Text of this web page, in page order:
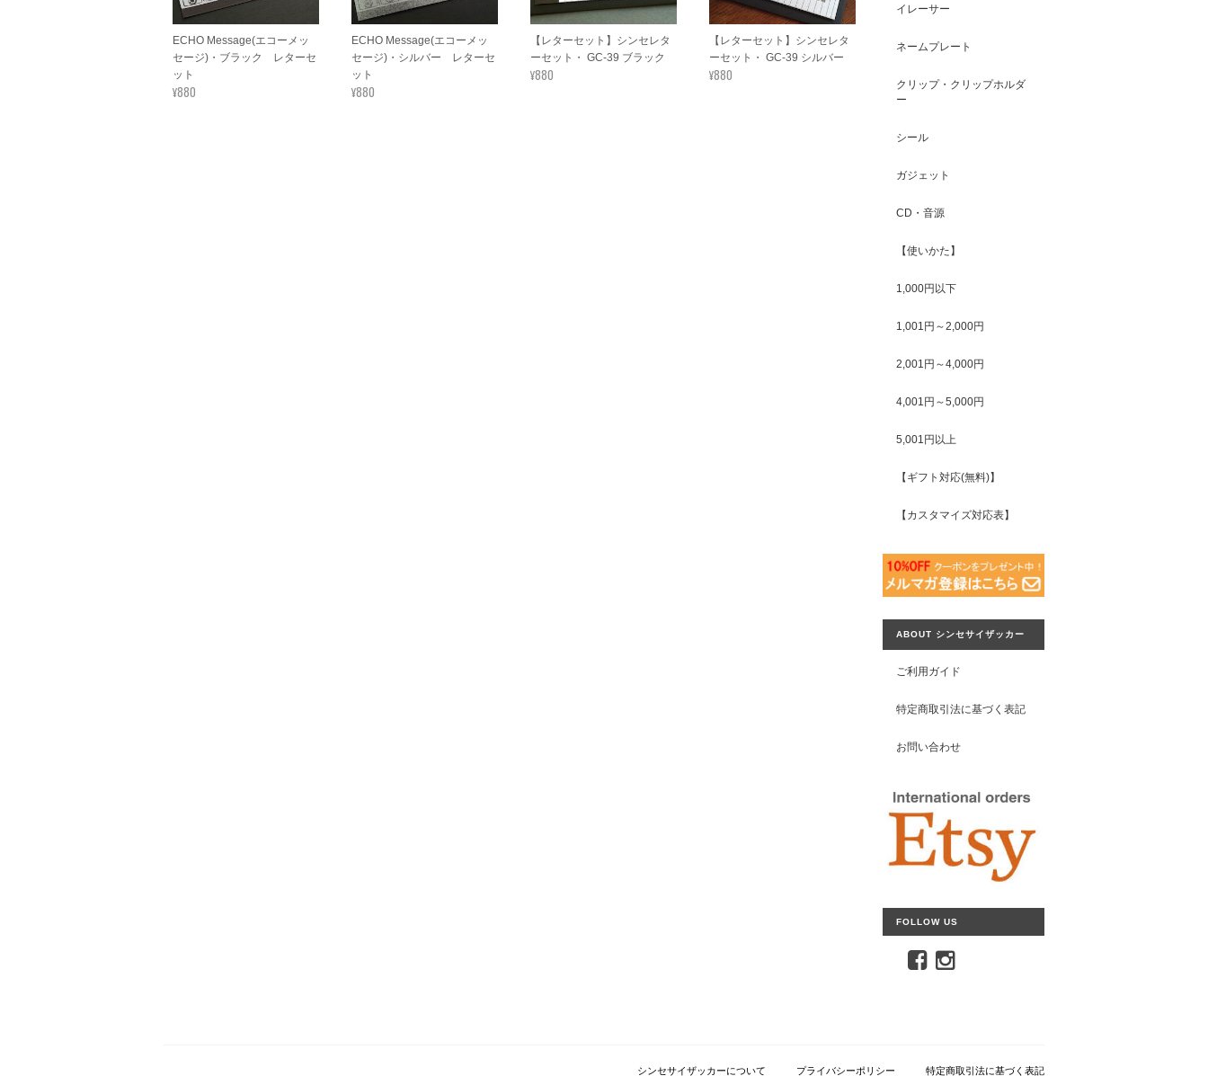
ECHO Message(エコーメッ
セージ)・ブラック レターセ
ット
¥880
ECHO Message(エコーメッ
セージ)・シルバー レターセ
ット
¥880
【レターセット】シンセレタ
ーセット・ GC-39 ブラック
¥880
【レターセット】シンセレタ
ーセット・ GC-39 シルバー
¥880
イレーサー
ネームプレート
クリップ・クリップホルダ
ー
シール
ガジェット
CD・音源
【使いかた】
1,000円以下
1,001円～2,000円
2,001円～4,000円
4,001円～5,000円
5,001円以上
【ギフト対応(無料)】
【カスタマイズ対応表】
ABOUT シンセサイザッカー
ご利用ガイド
特定商取引法に基づく表記
お問い合わせ
FOLLOW US
シンセサイザッカーについて プライバシーポリシー 特定商取引法に基づく表記